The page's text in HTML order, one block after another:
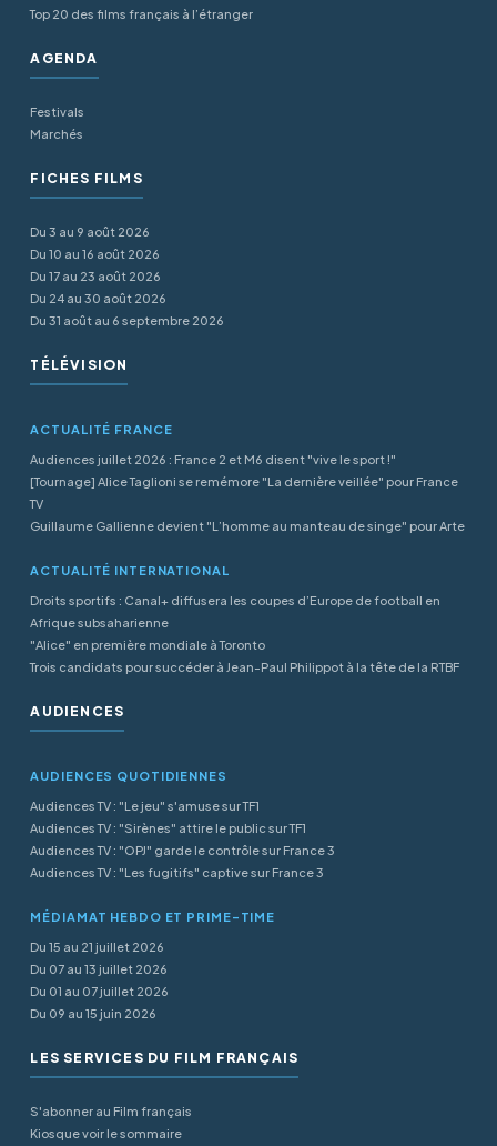
Top 20 des films français à l’étranger
AGENDA
Festivals
Marchés
FICHES FILMS
Du 3 au 9 août 2026
Du 10 au 16 août 2026
Du 17 au 23 août 2026
Du 24 au 30 août 2026
Du 31 août au 6 septembre 2026
TÉLÉVISION
ACTUALITÉ FRANCE
Audiences juillet 2026 : France 2 et M6 disent "vive le sport !"
[Tournage] Alice Taglioni se remémore "La dernière veillée" pour France
TV
Guillaume Gallienne devient "L’homme au manteau de singe" pour Arte
ACTUALITÉ INTERNATIONAL
Droits sportifs : Canal+ diffusera les coupes d’Europe de football en
Afrique subsaharienne
"Alice" en première mondiale à Toronto
Trois candidats pour succéder à Jean-Paul Philippot à la tête de la RTBF
AUDIENCES
AUDIENCES QUOTIDIENNES
Audiences TV : "Le jeu" s'amuse sur TF1
Audiences TV : "Sirènes" attire le public sur TF1
Audiences TV : "OPJ" garde le contrôle sur France 3
Audiences TV : "Les fugitifs" captive sur France 3
MÉDIAMAT HEBDO ET PRIME-TIME
Du 15 au 21 juillet 2026
Du 07 au 13 juillet 2026
Du 01 au 07 juillet 2026
Du 09 au 15 juin 2026
LES SERVICES DU FILM FRANÇAIS
S'abonner au Film français
Kiosque voir le sommaire